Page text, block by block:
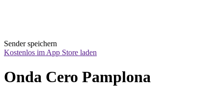
Sender speichern
Kostenlos im App Store laden
Onda Cero Pamplona